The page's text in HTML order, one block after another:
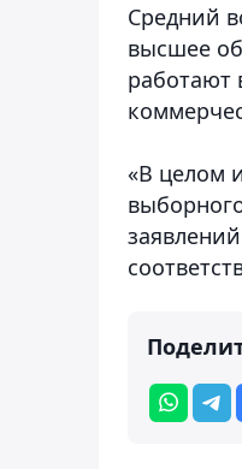
Средний
высшее
работают
«В целом